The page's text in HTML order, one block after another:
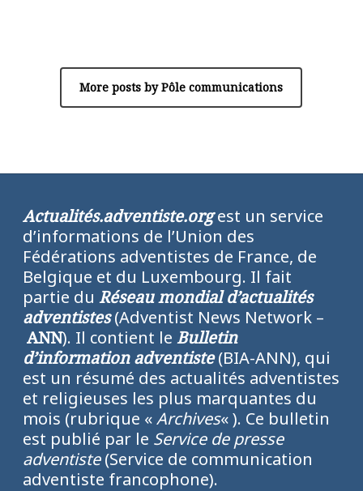
More posts by Pôle communications
Actualités.adventiste.orgest un service
d’informations de l’Union des
Fédérations adventistes de France, de
Belgique et du Luxembourg. Il fait
partie du Réseau mondial d’actualités
adventistes(Adventist News Network –
ANN). Il contient le Bulletin
d’information adventiste(BIA-ANN), qui
est un résumé des actualités adventistes
et religieuses les plus marquantes du
mois (rubrique «Archives« ). Ce bulletin
est publié par le Service de presse
adventiste(Service de communication
adventiste francophone).